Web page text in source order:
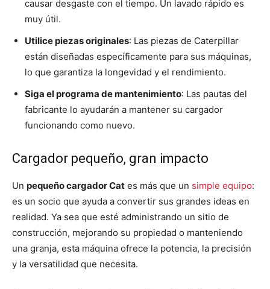
causar desgaste con el tiempo. Un lavado rápido es
muy útil.
Utilice piezas originales: Las piezas de Caterpillar
están diseñadas específicamente para sus máquinas,
lo que garantiza la longevidad y el rendimiento.
Siga el programa de mantenimiento: Las pautas del
fabricante lo ayudarán a mantener su cargador
funcionando como nuevo.
Cargador pequeño, gran impacto
Un pequeño cargador Cat es más que un simple equipo:
es un socio que ayuda a convertir sus grandes ideas en
realidad. Ya sea que esté administrando un sitio de
construcción, mejorando su propiedad o manteniendo
una granja, esta máquina ofrece la potencia, la precisión
y la versatilidad que necesita.